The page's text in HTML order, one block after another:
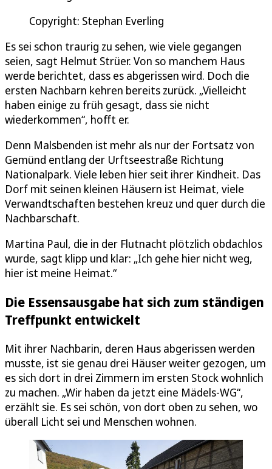
Copyright: Stephan Everling
Es sei schon traurig zu sehen, wie viele gegangen
seien, sagt Helmut Strüer. Von so manchem Haus
werde berichtet, dass es abgerissen wird. Doch die
ersten Nachbarn kehren bereits zurück. „Vielleicht
haben einige zu früh gesagt, dass sie nicht
wiederkommen“, hofft er.
Denn Malsbenden ist mehr als nur der Fortsatz von
Gemünd entlang der Urftseestraße Richtung
Nationalpark. Viele leben hier seit ihrer Kindheit. Das
Dorf mit seinen kleinen Häusern ist Heimat, viele
Verwandtschaften bestehen kreuz und quer durch die
Nachbarschaft.
Martina Paul, die in der Flutnacht plötzlich obdachlos
wurde, sagt klipp und klar: „Ich gehe hier nicht weg,
hier ist meine Heimat.“
Die Essensausgabe hat sich zum ständigen
Treffpunkt entwickelt
Mit ihrer Nachbarin, deren Haus abgerissen werden
musste, ist sie genau drei Häuser weiter gezogen, um
es sich dort in drei Zimmern im ersten Stock wohnlich
zu machen. „Wir haben da jetzt eine Mädels-WG“,
erzählt sie. Es sei schön, von dort oben zu sehen, wo
überall Licht sei und Menschen wohnen.